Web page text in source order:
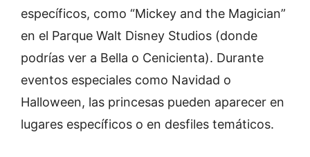
específicos, como “Mickey and the Magician”
en el Parque Walt Disney Studios (donde
podrías ver a Bella o Cenicienta). Durante
eventos especiales como Navidad o
Halloween, las princesas pueden aparecer en
lugares específicos o en desfiles temáticos.